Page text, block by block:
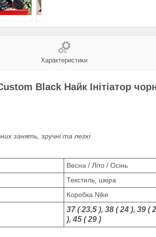
Характеристики
Black Найк Інітіатор
занять, зручні та легкі
Весна / Літо / Осінь
Текстиль, шкіра
Коробка Nike
37 ( 23,5 ), 38 ( 24 ), 39 (
), 45 ( 29 )